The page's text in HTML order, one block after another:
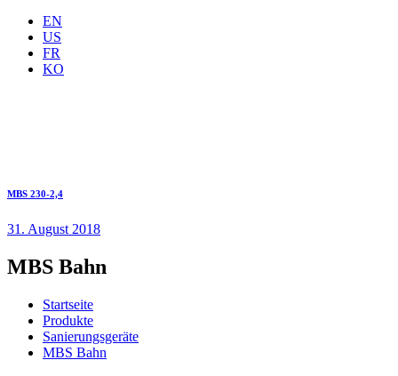
EN
US
FR
KO
MBS 230-2,4
31. August 2018
MBS Bahn
Startseite
Produkte
Sanierungsgeräte
MBS Bahn